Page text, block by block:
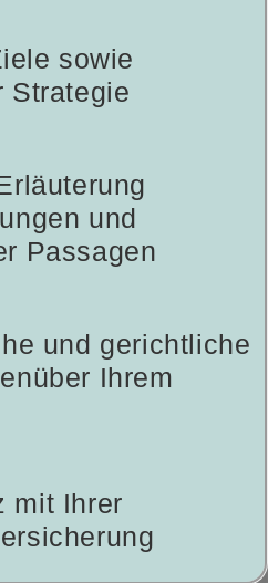
sowie
Strategie
und
Passagen
und gerichtliche
Ihrem
mit Ihrer